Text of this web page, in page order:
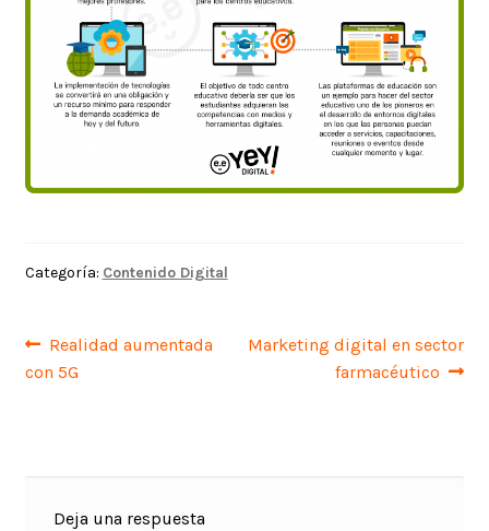
Categoría: Contenido Digital
Navegación
de
Anterior:
Realidad aumentada
con 5G
Siguiente:
Marketing digital en sector
farmacéutico
Deja una respuesta